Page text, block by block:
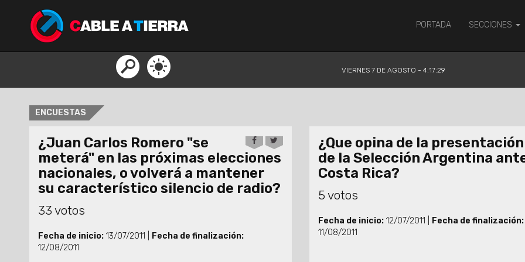
PORTADA SECCIONES
VIERNES 7 DE AGOSTO - 4:17:30
ENCUESTAS
¿Juan Carlos Romero "se
meterá" en las próximas elecciones
nacionales, o volverá a mantener
su característico silencio de radio?
33 votos
Fecha de inicio: 13/07/2011 |
Fecha de finalización:
12/08/2011
¿Que opina de la presentación
de la Selección Argentina
Costa Rica?
5 votos
Fecha de inicio:12/07/2011 |
Fecha de finalización:
11/08/2011